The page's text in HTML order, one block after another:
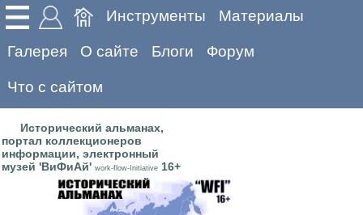
Инструменты Материалы
Галерея О сайте Блоги Форум
Что с сайтом
Исторический альманах,
портал коллекционеров
информации, электронный
музей 'ВиФиАй' work-flow-Initiative 16+